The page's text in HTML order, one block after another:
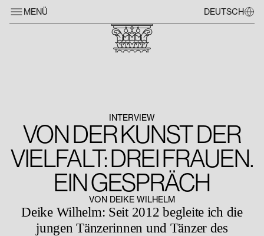
MENÜ DEUTSCH
INTERVIEW
VON DER KUNST DER
VIELFALT: DREI FRAUEN.
EIN GESPRÄCH
VON DEIKE WILHELM
Deike Wilhelm: Seit 2012 begleite ich die
jungen Tänzerinnen und Tänzer des